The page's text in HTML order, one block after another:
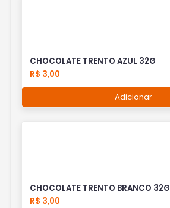
CHOCOLATE TRENTO AZUL 32G
R$ 3,00
Adicionar
CHOCOLATE TRENTO BRANCO 32G
R$ 3,00